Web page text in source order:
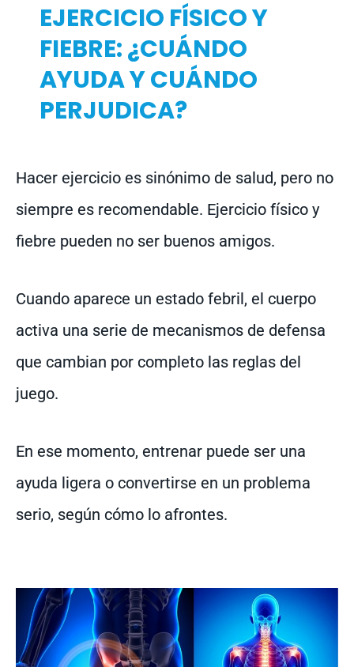
EJERCICIO FÍSICO Y
FIEBRE: ¿CUÁNDO
AYUDA Y CUÁNDO
PERJUDICA?
Hacer ejercicio es sinónimo de salud, pero no
siempre es recomendable. Ejercicio físico y
fiebre pueden no ser buenos amigos.
Cuando aparece un estado febril, el cuerpo
activa una serie de mecanismos de defensa
que cambian por completo las reglas del
juego.
En ese momento, entrenar puede ser una
ayuda ligera o convertirse en un problema
serio, según cómo lo afrontes.